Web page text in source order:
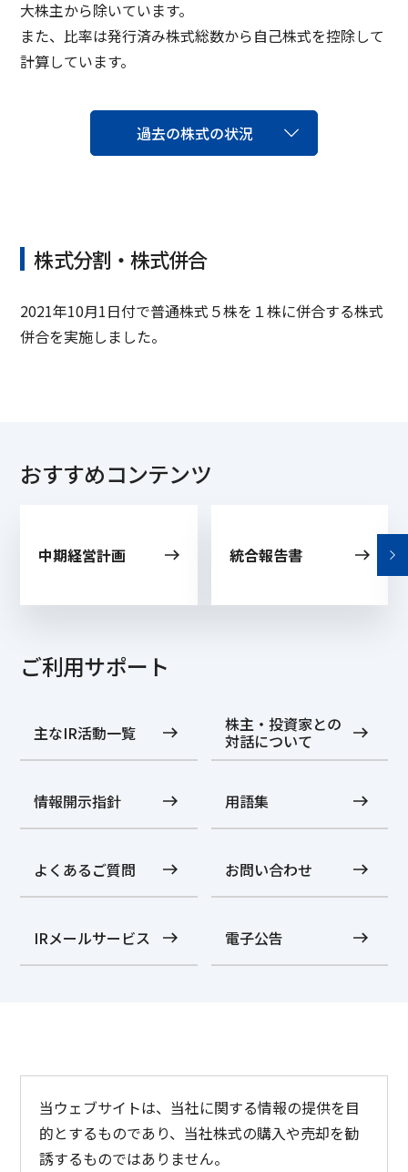
大株主から除いています。
また、比率は発行済み株式総数から自己株式を控除して
計算しています。
過去の株式の状況
株式分割・株式併合
2021年10月1日付で普通株式５株を１株に併合する株式
併合を実施しました。
おすすめコンテンツ
中期経営計画 統合報告書
ご利用サポート
主なIR活動一覧 株主・投資家との
対話について
情報開示指針 用語集
よくあるご質問 お問い合わせ
IRメールサービス 電子公告
当ウェブサイトは、当社に関する情報の提供を目
的とするものであり、当社株式の購入や売却を勧
誘するものではありません。